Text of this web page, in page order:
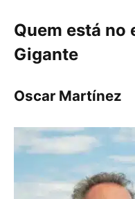
Quem está no
Gigante
Oscar Martínez